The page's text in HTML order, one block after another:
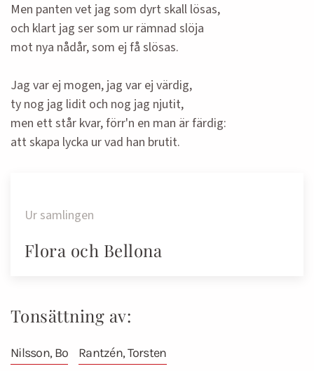
Men panten vet jag som dyrt skall lösas,
och klart jag ser som ur rämnad slöja
mot nya nådår, som ej få slösas.
Jag var ej mogen, jag var ej värdig,
ty nog jag lidit och nog jag njutit,
men ett står kvar, förr'n en man är färdig:
att skapa lycka ur vad han brutit.
Ur samlingen
Flora och Bellona
Tonsättning av:
Nilsson, Bo Rantzén, Torsten